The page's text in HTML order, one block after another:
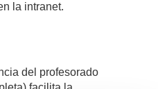
la intranet.
del profesorado